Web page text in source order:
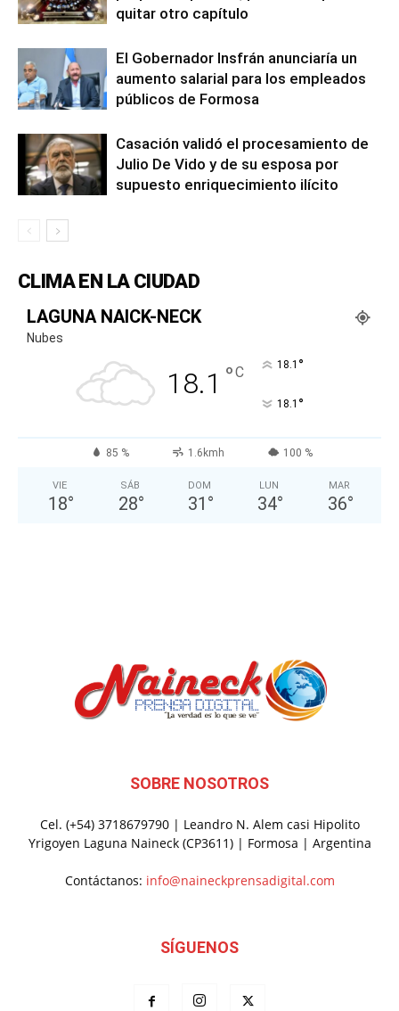
quitar otro capítulo
El Gobernador Insfrán anunciaría un
aumento salarial para los empleados
públicos de Formosa
Casación validó el procesamiento de
Julio De Vido y de su esposa por
supuesto enriquecimiento ilícito
CLIMA EN LA CIUDAD
LAGUNA NAICK-NECK
Nubes
18.1 °C 18.1 °
18.1 °
85 % 1.6kmh 100 %
VIE
18°
SÁB
28°
DOM
31 °
LUN
34°
MAR
36°
SOBRE NOSOTROS
Cel. (+54) 3718679790 | Leandro N. Alem casi Hipolito
Yrigoyen Laguna Naineck (CP3611) | Formosa | Argentina
Contáctanos: info@naineckprensadigital.com
SÍGUENOS